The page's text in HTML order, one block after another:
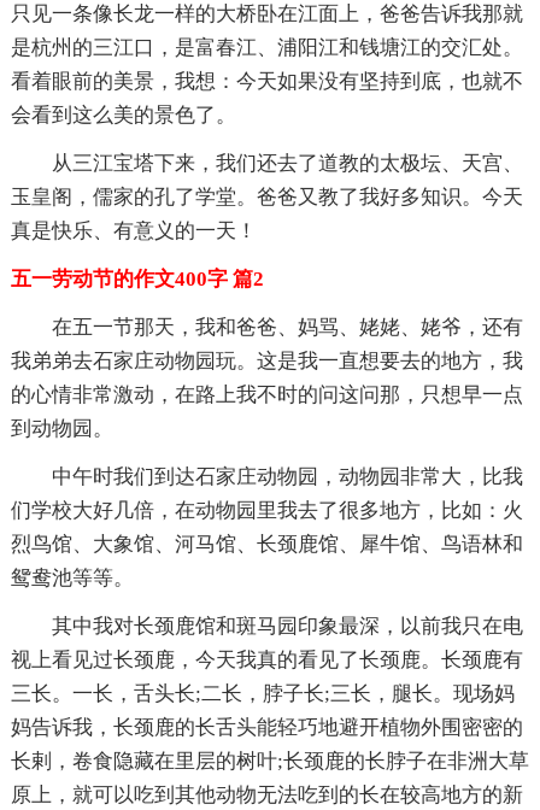
只见一条像长龙一样的大桥卧在江面上，爸爸告诉我那就
是杭州的三江口，是富春江、浦阳江和钱塘江的交汇处。
看着眼前的美景，我想：今天如果没有坚持到底，也就不
会看到这么美的景色了。
从三江宝塔下来，我们还去了道教的太极坛、天宫、
玉皇阁，儒家的孔了学堂。爸爸又教了我好多知识。今天
真是快乐、有意义的一天！
五一劳动节的作文400字 篇2
在五一节那天，我和爸爸、妈骂、姥姥、姥爷，还有
我弟弟去石家庄动物园玩。这是我一直想要去的地方，我
的心情非常激动，在路上我不时的问这问那，只想早一点
到动物园。
中午时我们到达石家庄动物园，动物园非常大，比我
们学校大好几倍，在动物园里我去了很多地方，比如：火
烈鸟馆、大象馆、河马馆、长颈鹿馆、犀牛馆、鸟语林和
鸳鸯池等等。
其中我对长颈鹿馆和斑马园印象最深，以前我只在电
视上看见过长颈鹿，今天我真的看见了长颈鹿。长颈鹿有
三长。一长，舌头长;二长，脖子长;三长，腿长。现场妈
妈告诉我，长颈鹿的长舌头能轻巧地避开植物外围密密的
长剌，卷食隐藏在里层的树叶;长颈鹿的长脖子在非洲大草
原上，就可以吃到其他动物无法吃到的长在较高地方的新